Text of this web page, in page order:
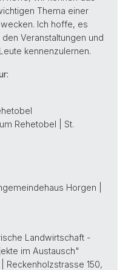
Thema einer
Ich hoffe, es
Veranstaltungen und
kennenzulernen.
Rehetobel | St.
Horgen |
Landwirtschaft -
im Austausch"
Reckenholzstrasse 150,